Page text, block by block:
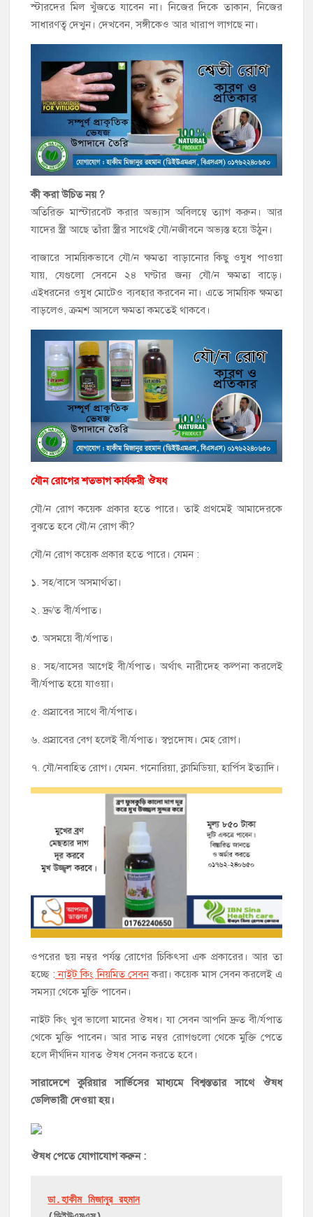
স্টারদের মিল খুঁজতে যাবেন না। নিজের দিকে তাকান, নিজের
সাধারণত্ব দেখুন। দেখবেন, সঙ্গীকেও আর খারাপ লাগছে না।
কী করা উচিত নয় ?
অতিরিক্ত মাস্টারবেট করার অভ্যাস অবিলম্বে ত্যাগ করুন। আর
যাদের স্ত্রী আছে তাঁরা স্ত্রীর সাথেই যৌ/নজীবনে অভ্যস্ত হয়ে উঠুন।
বাজারে সাময়িকভাবে যৌ/ন ক্ষমতা বাড়ানোর কিছু ওষুধ পাওয়া
যায়, যেগুলো সেবনে ২৪ ঘণ্টার জন্য যৌ/ন ক্ষমতা বাড়ে।
এইধরনের ওষুধ মোটেও ব্যবহার করবেন না। এতে সাময়িক ক্ষমতা
বাড়লেও, ক্রমশ আসলে ক্ষমতা কমতেই থাকবে।
যৌন রোগের শতভাগ কার্যকরী ঔষধ
যৌ/ন রোগ কয়েক প্রকার হতে পারে। তাই প্রথমেই আমাদেরকে
বুঝতে হবে যৌ/ন রোগ কী?
যৌ/ন রোগ কয়েক প্রকার হতে পারে। যেমন :
১. সহ/বাসে অসমার্থতা।
২. দ্রু/ত বী/র্যপাত।
৩. অসময়ে বী/র্যপাত।
৪. সহ/বাসের আগেই বী/র্যপাত। অর্থাৎ নারীদেহ কল্পনা করলেই
বী/র্যপাত হয়ে যাওয়া।
৫. প্রস্রাবের সাথে বী/র্যপাত।
৬. প্রস্রাবের বেগ হলেই বী/র্যপাত। স্বপ্নদোষ। মেহ রোগ।
৭. যৌ/নবাহিত রোগ। যেমন. গনোরিয়া, ক্লামিডিয়া, হার্পিস ইত্যাদি।
ওপরের ছয় নম্বর পর্যন্ত রোগের চিকিৎসা এক প্রকারের। আর তা
হচ্ছে : নাইট কিং নিয়মিত সেবনকরা। কয়েক মাস সেবন করলেই এ
সমস্যা থেকে মুক্তি পাবেন।
নাইট কিং খুব ভালো মানের ঔষধ। যা সেবন আপনি দ্রুত বী/র্যপাত
থেকে মুক্তি পাবেন। আর সাত নম্বর রোগগুলো থেকে মুক্তি পেতে
হলে দীর্ঘদিন যাবত ঔষধ সেবন করতে হবে।
সারাদেশে কুরিয়ার সার্ভিসের মাধ্যমে বিশ্বস্ততার সাথে ঔষধ
ডেলিভারী দেওয়া হয়।
ঔষধ পেতে যোগাযোগ করুন :
ডা.হাকীম মিজানুর রহমান